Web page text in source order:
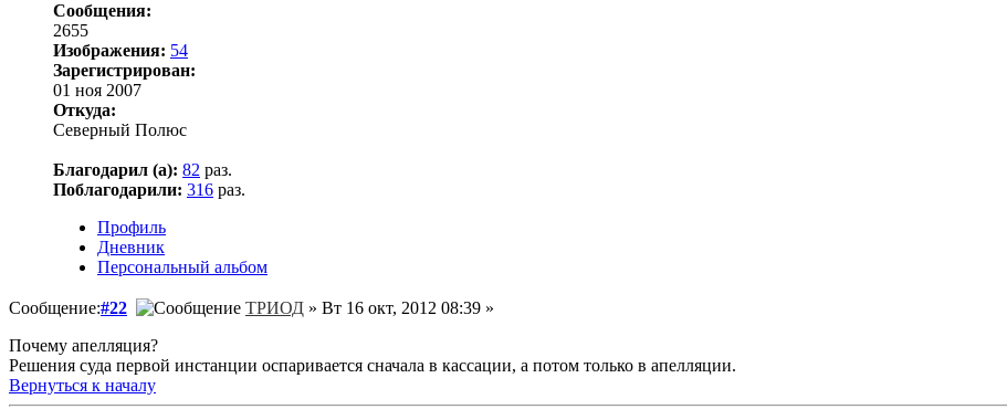
Сообщения:
2655
Изображения: 54
Зарегистрирован:
01 ноя 2007
Откуда:
Северный Полюс
Благодарил (а): 82 раз.
Поблагодарили: 316 раз.
Профиль
Дневник
Персональный альбом
Сообщение:#22 ТРИОД » Вт 16 окт, 2012 08:39 »
Почему апелляция?
Решения суда первой инстанции оспаривается сначала в кассации, а потом только в апелляции.
Вернуться к началу